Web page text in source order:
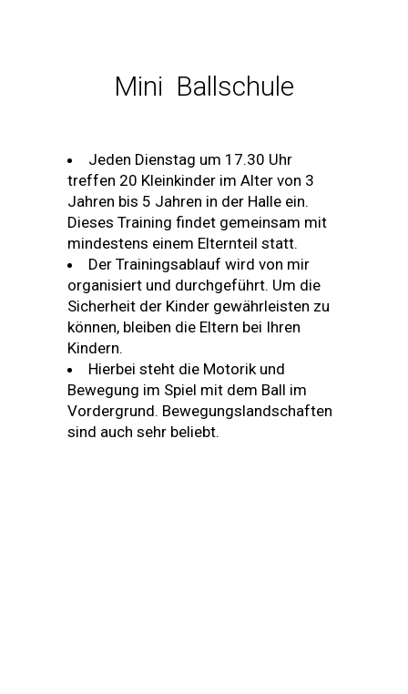
Mini Ballschule
Jeden Dienstag um 17.30 Uhr
treffen 20 Kleinkinder im Alter von 3
Jahren bis 5 Jahren in der Halle ein.
Dieses Training findet gemeinsam mit
mindestens einem Elternteil statt.
Der Trainingsablauf wird von mir
organisiert und durchgeführt. Um die
Sicherheit der Kinder gewährleisten zu
können, bleiben die Eltern bei Ihren
Kindern.
Hierbei steht die Motorik und
Bewegung im Spiel mit dem Ball im
Vordergrund. Bewegungslandschaften
sind auch sehr beliebt.